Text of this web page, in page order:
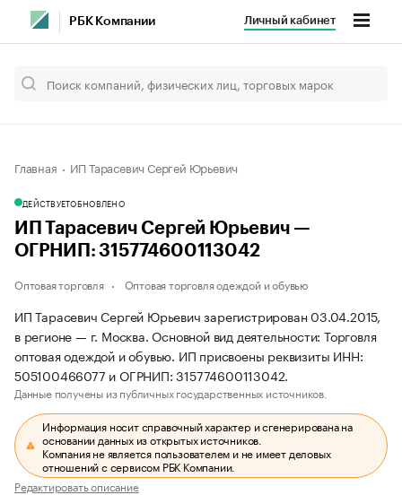
РБК Компании Личный кабинет
Главная ИП Тарасевич Сергей Юрьевич
ДЕЙСТВУЕТОБНОВЛЕНО
ИП Тарасевич Сергей Юрьевич —
ОГРНИП: 315774600113042
Оптовая торговля Оптовая торговля одеждой и обувью
ИП Тарасевич Сергей Юрьевич зарегистрирован 03.04.2015,
в регионе — г. Москва. Основной вид деятельности: Торговля
оптовая одеждой и обувью. ИП присвоены реквизиты ИНН:
505100466077 и ОГРНИП: 315774600113042.
Данные получены из публичных государственных источников.
Информация носит справочный характер и сгенерирована на
основании данных из открытых источников.
Компания не является пользователем и не имеет деловых
отношений с сервисом РБК Компании.
Редактировать описание